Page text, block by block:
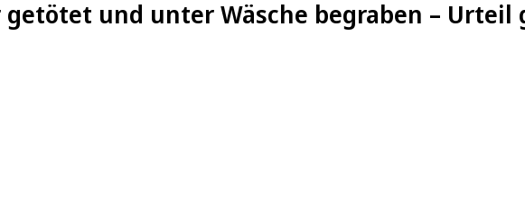
getötet und unter Wäsche begraben – Urteil